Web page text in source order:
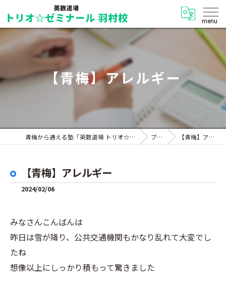
【青梅】アレルギー
青梅から通える塾「英数道場 トリオ☆ゼミナール 羽村校」 ブログ 【青梅】アレルギー
【青梅】アレルギー
2024/02/06
みなさんこんばんは
昨日は雪が降り、公共交通機関もかなり乱れて大変でし
たね
想像以上にしっかり積もって驚きました